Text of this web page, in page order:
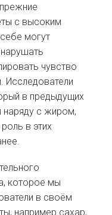
с высоким
могут
чувство
Исследователи
в предыдущих
наряду с жиром,
в этих
которое мы
в своём
например сахар,